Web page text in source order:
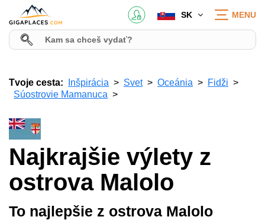
SK MENU
Tvoje cesta: Inšpirácia Svet Oceánia
Fidži
Súostrovie Mamanuca
Najkrajšie výlety z
ostrova Malolo
To najlepšie z ostrova Malolo